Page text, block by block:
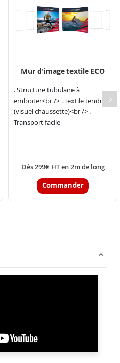
Mur d'image textile ECO
. Structure tubulaire à
emboiter<br /> . Textile tendu
(visuel chaussette)<br /> .
Transport facile
Dès 299€ HT en 2m de long
Commander